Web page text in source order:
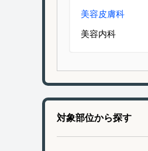
美容皮膚科
美容内科
対象部位から探す